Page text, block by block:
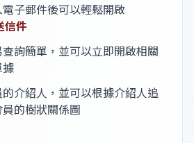
子郵件後可以輕鬆開啟
件
詢簡單，並可以立即開啟相關
介紹人，並可以根據介紹人追
的樹狀關係圖